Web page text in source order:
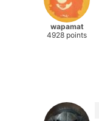
wapamat
4928 points